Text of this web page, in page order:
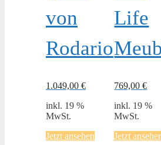
von
Rodario
1.049,00 €
inkl. 19 %
MwSt.
Jetzt ansehen
Life
769,00€
inkl. 19 %
MwSt.
Jetzt